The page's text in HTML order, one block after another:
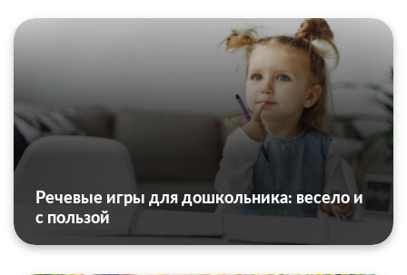
Речевые игры для дошкольника: весело и
с пользой